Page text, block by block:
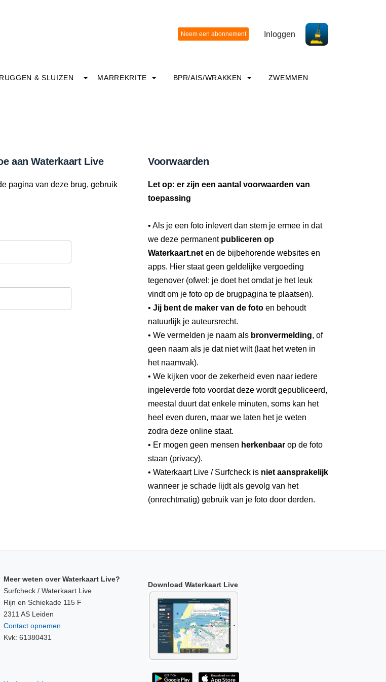
Inloggen
& SLUIZEN MARREKRITE BPR/AIS/WRAKKEN ZWEMMEN
aan Waterkaart Live
pagina van deze brug, gebruik
Voorwaarden
Let op: er zijn een aantal voorwaarden van
toepassing
• Als je een foto inlevert dan stem je ermee in dat
we deze permanent publiceren op
Waterkaart.net en de bijbehorende websites en
apps. Hier staat geen geldelijke vergoeding
tegenover (ofwel: je doet het omdat je het leuk
vindt om je foto op de brugpagina te plaatsen).
• Jij bent de maker van de foto en behoudt
natuurlijk je auteursrecht.
• We vermelden je naam als bronvermelding, of
geen naam als je dat niet wilt (laat het weten in
het naamvak).
• We kijken voor de zekerheid even naar iedere
ingeleverde foto voordat deze wordt gepubliceerd,
meestal duurt dat enkele minuten, soms kan het
heel even duren, maar we laten het je weten
zodra deze online staat.
• Er mogen geen mensen herkenbaar op de foto
staan (privacy).
• Waterkaart Live / Surfcheck is niet aansprakelijk
wanneer je schade lijdt als gevolg van het
(onrechtmatig) gebruik van je foto door derden.
Meer weten over Waterkaart Live?
Surfcheck / Waterkaart Live
Rijn en Schiekade 115 F
2311 AS Leiden
Contact opnemen
Kvk: 61380431
Download Waterkaart Live